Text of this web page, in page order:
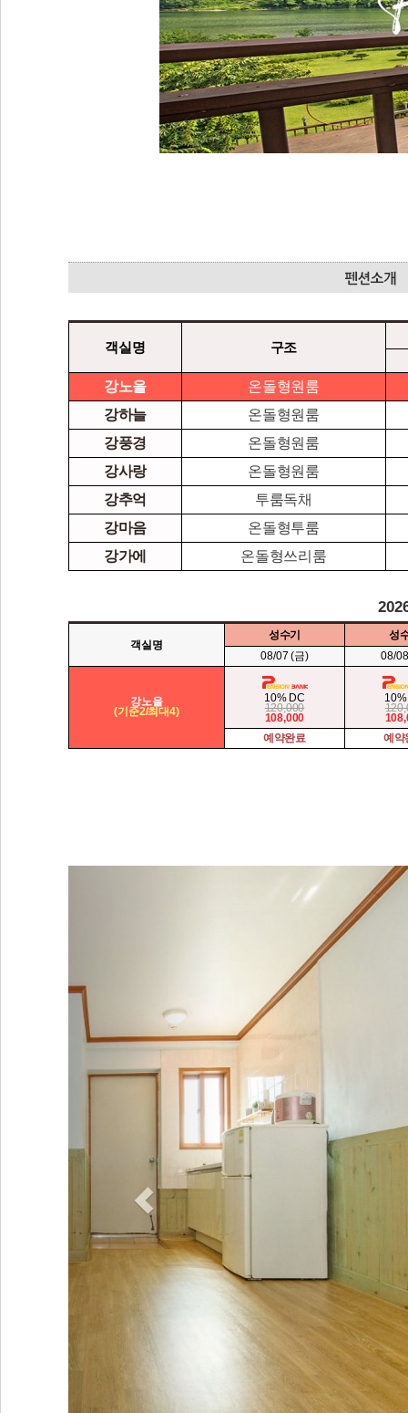
객실명 구조
강노을
온돌형원룸
강하늘
온돌형원룸
강풍경
온돌형원룸
강사랑
온돌형원룸
강추억
투룸독채
강마음
온돌형투룸
강가에
온돌형쓰리룸